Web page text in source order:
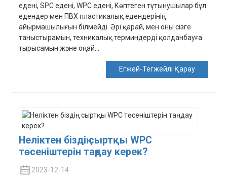
едені, SPC едені, WPC едені, Көптеген тұтынушылар бұл
едендер мен ПВХ пластикалық едендерінің
айырмашылығын білмейді. Әрі қарай, мен оны сізге
таныстырамын, техникалық терминдерді қолданбауға
тырысамын және оңай...
Егжей-Тегжейлі Қарау
Неліктен біздің сыртқы WPC
төсеніштерін таңдау керек?
2023-12-14